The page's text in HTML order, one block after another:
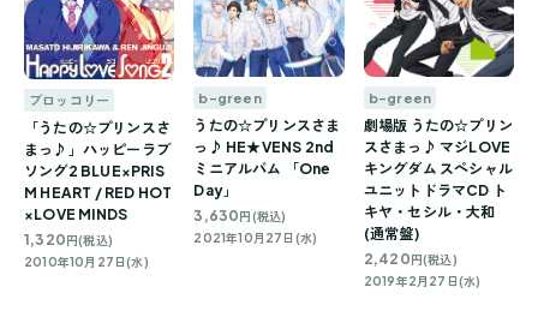
ブロッコリー
「うたの☆プリンスさ
まっ♪」ハッピーラブ
ソング2 BLUE×PRIS
M HEART / RED HOT
×LOVE MINDS
1,320円(税込)
2010年10月27日(水)
b-green
うたの☆プリンスさま
っ♪ HE★VENS 2nd
ミニアルバム 「One
Day」
3,630円(税込)
2021年10月27日(水)
b-green
劇場版 うたの☆プリン
スさまっ♪ マジLOVE
キングダム スペシャル
ユニットドラマCD ト
キヤ・セシル・大和
(通常盤)
2,420円(税込)
2019年2月27日(水)